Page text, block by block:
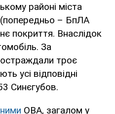
районі міста
(попередньо – БпЛА
покриття. Внаслідок
За
троє
усі відповідні
Синєгубов.
ОВА, загалом у